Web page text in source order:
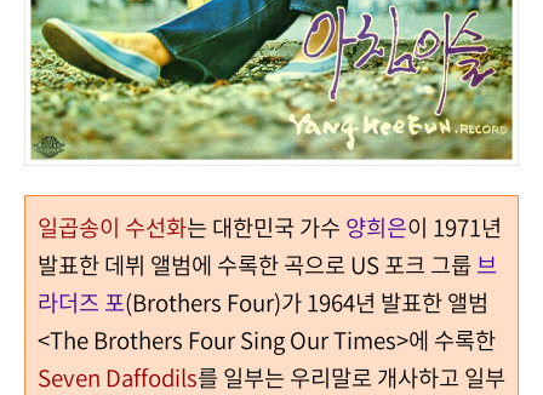
일곱송이 수선화는 대한민국 가수 양희은이 1971년
발표한 데뷔 앨범에 수록한 곡으로 US 포크 그룹브
라더즈 포(Brothers Four)가 1964년 발표한 앨범
<The Brothers Four Sing Our Times>에 수록한
Seven Daffodils를 일부는 우리말로 개사하고 일부